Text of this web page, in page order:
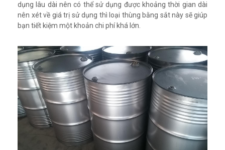
dụng lâu dài nên có thể sử dụng được khoảng thời gian dài
nên xét về giá trị sử dụng thì loại thùng bằng sắt này sẽ giúp
bạn tiết kiệm một khoản chi phí khá lớn.